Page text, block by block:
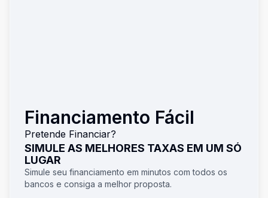
Financiamento Fácil
Pretende Financiar?
SIMULE AS MELHORES TAXAS EM UM SÓ
LUGAR
Simule seu financiamento em minutos com todos os
bancos e consiga a melhor proposta.